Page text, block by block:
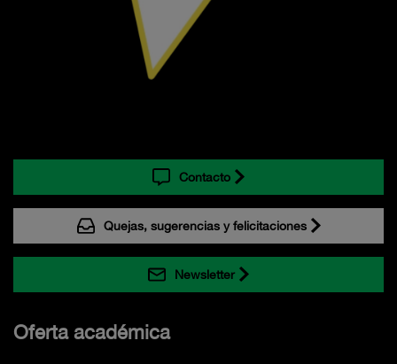
Contacto
Quejas, sugerencias y felicitaciones
Newsletter
Oferta académica